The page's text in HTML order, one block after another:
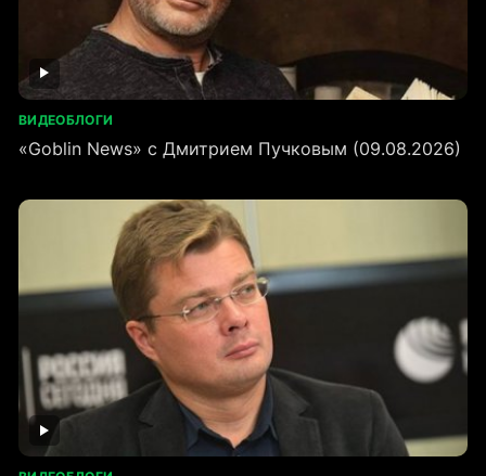
ВИДЕОБЛОГИ
«Goblin News» с Дмитрием Пучковым (09.08.2026)